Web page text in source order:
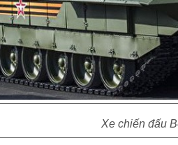
Xe chiến đấu